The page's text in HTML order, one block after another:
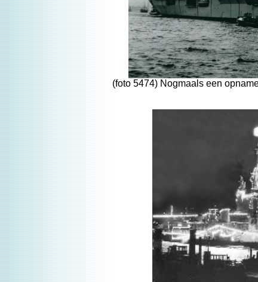
(foto 5474) Nogmaals een